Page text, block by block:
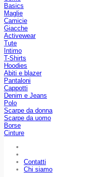
Basics
Maglie
Camicie
Giacche
Activewear
Tute
Intimo
T-Shirts
Hoodies
Abiti e blazer
Pantaloni
Cappotti
Denim e Jeans
Polo
Scarpe da donna
Scarpe da uomo
Borse
Cinture
Contatti
Chi siamo